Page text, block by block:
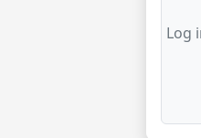
Log